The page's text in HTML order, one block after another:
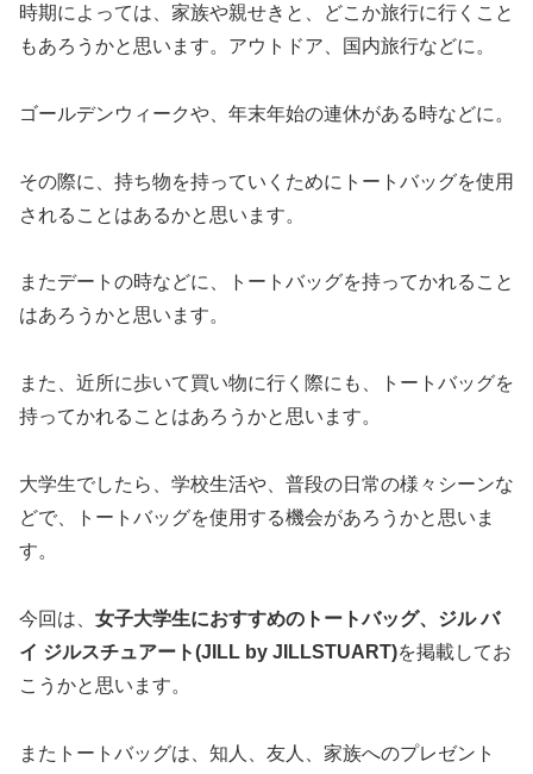
時期によっては、家族や親せきと、どこか旅行に行くこと
もあろうかと思います。アウトドア、国内旅行などに。
ゴールデンウィークや、年末年始の連休がある時などに。
その際に、持ち物を持っていくためにトートバッグを使用
されることはあるかと思います。
またデートの時などに、トートバッグを持ってかれること
はあろうかと思います。
また、近所に歩いて買い物に行く際にも、トートバッグを
持ってかれることはあろうかと思います。
大学生でしたら、学校生活や、普段の日常の様々シーンな
どで、トートバッグを使用する機会があろうかと思いま
す。
今回は、 女子大学生におすすめのトートバッグ、ジル バ
イ ジルスチュアート(JILL by JILLSTUART)を掲載してお
こうかと思います。
またトートバッグは、知人、友人、家族へのプレゼント